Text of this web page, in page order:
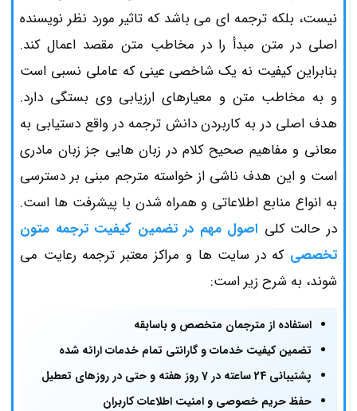
نیست، بلکه ترجمه ای می باشد که تاثیر مورد نظر نویسنده
اصلی در متن مبدأ را در مخاطب متن مقصد اعمال کند.
بنابراین کیفیت نه یک شاخصی عینی که عاملی نسبی است
و به مخاطب متن و معیارهای ارزیابی وی بستگی دارد.
هدف اصلی در به کاربردن دانش ترجمه در واقع دستیابی به
معانی و مفاهیم صحیح کلام در زبان هایی جز زبان مادری
است و این هدف ناشی از خواسته مترجم مبنی بر دسترسی
به انواع منابع اطلاعاتی و همراه شدن با پیشرفت ها است.
در حالت کلی اصول مهم در تضمین کیفیت ترجمه متون
تخصصیکه در سایت ها و مراکز معتبر ترجمه رعایت می
شوند، به شرح زیر است:
استفاده از مترجمان متخصص و باسابقه
تضمین کیفیت خدمات و گارانتی تمام خدمات ارائه شده
پشتیبانی 24‌ ساعته در 7 روز هفته و حتی در روزهای تعطیل
حفظ حریم خصوصی و امنیت اطلاعات کاربران